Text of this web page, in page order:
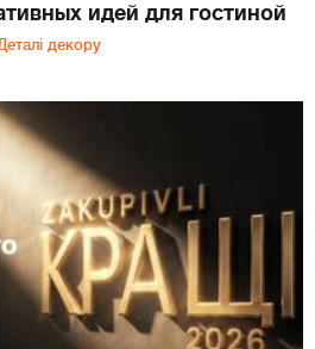
идей для гостиной
декору